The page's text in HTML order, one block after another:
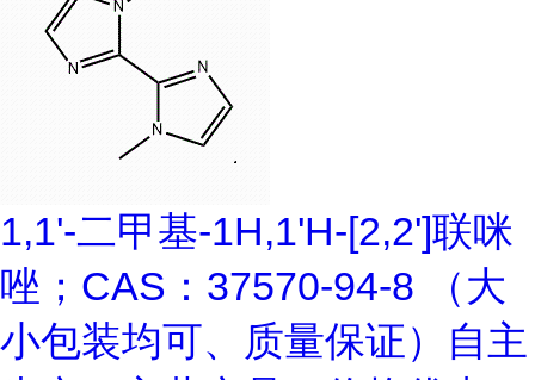
1,1'-二甲基-1H,1'H-[2,2']联咪
唑；CAS：37570-94-8 （大
小包装均可、质量保证）自主